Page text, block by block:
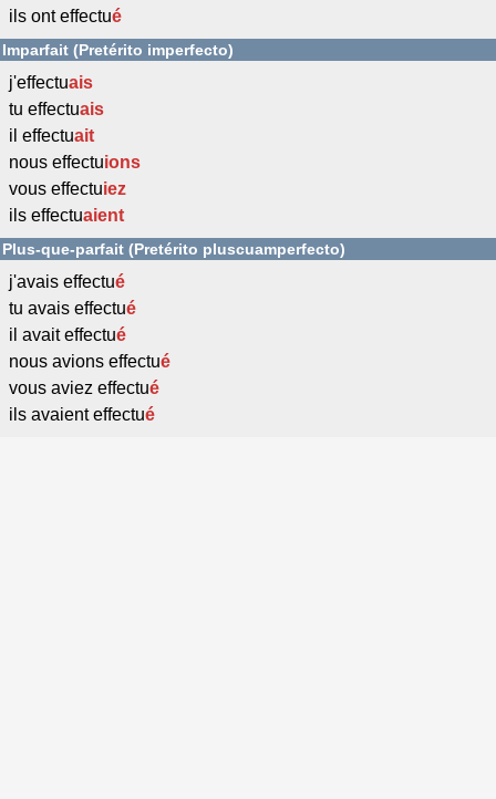
ils ont effectué
Imparfait (Pretérito imperfecto)
j'effectuais
tu effectuais
il effectuait
nous effectuions
vous effectuiez
ils effectuaient
Plus-que-parfait (Pretérito pluscuamperfecto)
j'avais effectué
tu avais effectué
il avait effectué
nous avions effectué
vous aviez effectué
ils avaient effectué